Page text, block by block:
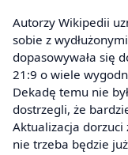
Autorzy Wikipedii
sobie z
dopasowywała się
21:9 o wiele
Dekadę temu nie
dostrzegli, że
Aktualizacja dorzuci
nie trzeba będzie